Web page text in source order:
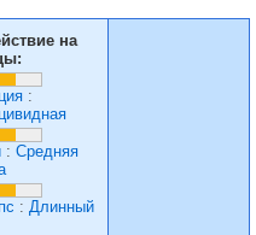
на
:
: Средняя
: Длинный